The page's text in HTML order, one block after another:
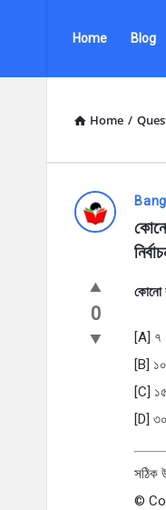
Questions
by
Home Blog
Home /
Ask
by
Latest
0
কোনো
[A] ৭
[B] ১০
[C] ১৫
[D] ৩০
সঠিক
©